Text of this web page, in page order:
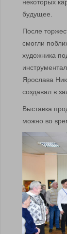
некоторых
будущее.
После
смогли
художника
Ярослава
создавал в
Выставка
можно во